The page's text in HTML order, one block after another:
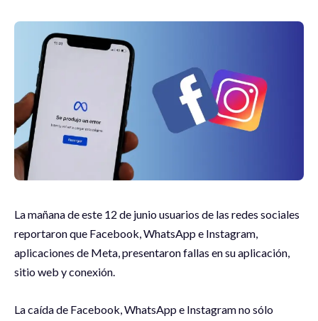
La mañana de este 12 de junio usuarios de las redes sociales
reportaron que Facebook, WhatsApp e Instagram,
aplicaciones de Meta, presentaron fallas en su aplicación,
sitio web y conexión.
La caída de Facebook, WhatsApp e Instagram no sólo